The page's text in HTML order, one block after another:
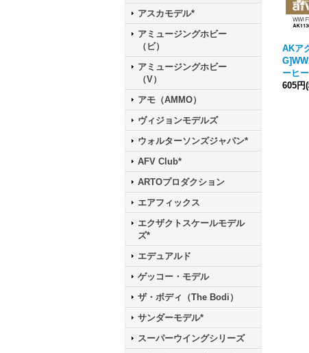
アスカモデル*
アミュージングホビー
（ビ）
アミュージングホビー
（V）
アモ（AMMO）
ヴィジョンモデルズ
ウォルターソンズジャパン*
AFV Club*
ARTOプロダクション
エアフィックス
エクザクトスケールモデル
ズ*
エデュアルド
ゲッコー・モデル
ザ・ボディ（The Bodi）
サンダーモデル*
スーパーウイングシリーズ
AKア
ーヒー
605円